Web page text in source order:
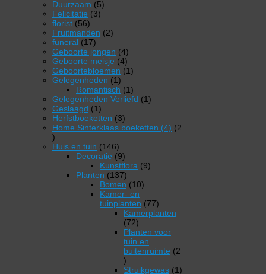
producten
Duurzaam 55
Felicitatie 33
florist 5656
producten
Fruitmanden 22
funeral 1717
producten
Geboorte jongen 44
producten
Geboorte meisje 44
producten
Geboortebloemen 11
Gelegenheden 11
product
Romantisch 11
product
Gelegenheden Verliefd 11
Geslaagd 11
product
Herfstboeketten 33
producten
Home Sinterklaas boeketten (4)
2
2
producten
Huis en tuin 146146
producten
Decoratie 99
producten
Kunstflora 99
Planten 137137
producten
Bomen 1010
Kamer- en
tuinplanten
7777
producten
Kamerplanten
7272
producten
Planten voor
tuin en
buitenruimte
2
2
producten
Struikgewas 11